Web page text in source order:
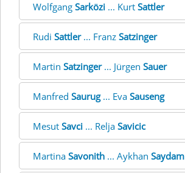
Wolfgang Sarközi ... Kurt Sattler
Rudi Sattler... Franz Satzinger
Martin Satzinger... Jürgen Sauer
Manfred Saurug... Eva Sauseng
Mesut Savci ... Relja Savicic
Martina Savonith ... Aykhan Saydam